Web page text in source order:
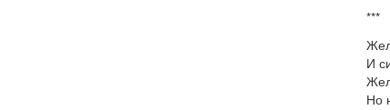
***
И
Но